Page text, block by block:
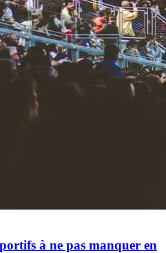
à ne pas manquer en